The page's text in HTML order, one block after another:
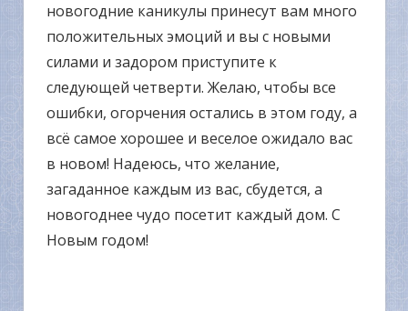
новогодние каникулы принесут вам много
положительных эмоций и вы с новыми
силами и задором приступите к
следующей четверти. Желаю, чтобы все
ошибки, огорчения остались в этом году, а
всё самое хорошее и веселое ожидало вас
в новом! Надеюсь, что желание,
загаданное каждым из вас, сбудется, а
новогоднее чудо посетит каждый дом. С
Новым годом!